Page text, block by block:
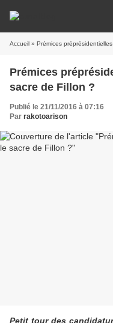
Accueil » Prémices
Prémices
sacre de Fillon ?
Publié le 21/11/2016 à 07:16
Par rakotoarison
Petit tour des